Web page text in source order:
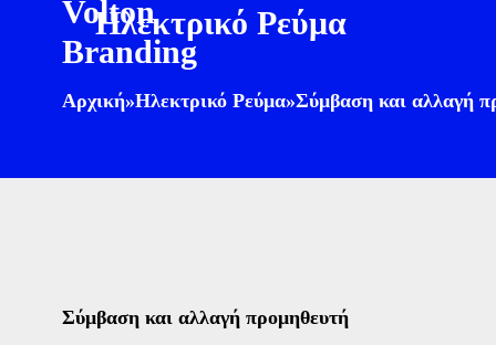
Ηλεκτρικό Ρεύμα
Αρχική»Ηλεκτρικό Ρεύμα»Σύμβαση και αλλαγή
Σύμβαση και αλλαγή προμηθευτή